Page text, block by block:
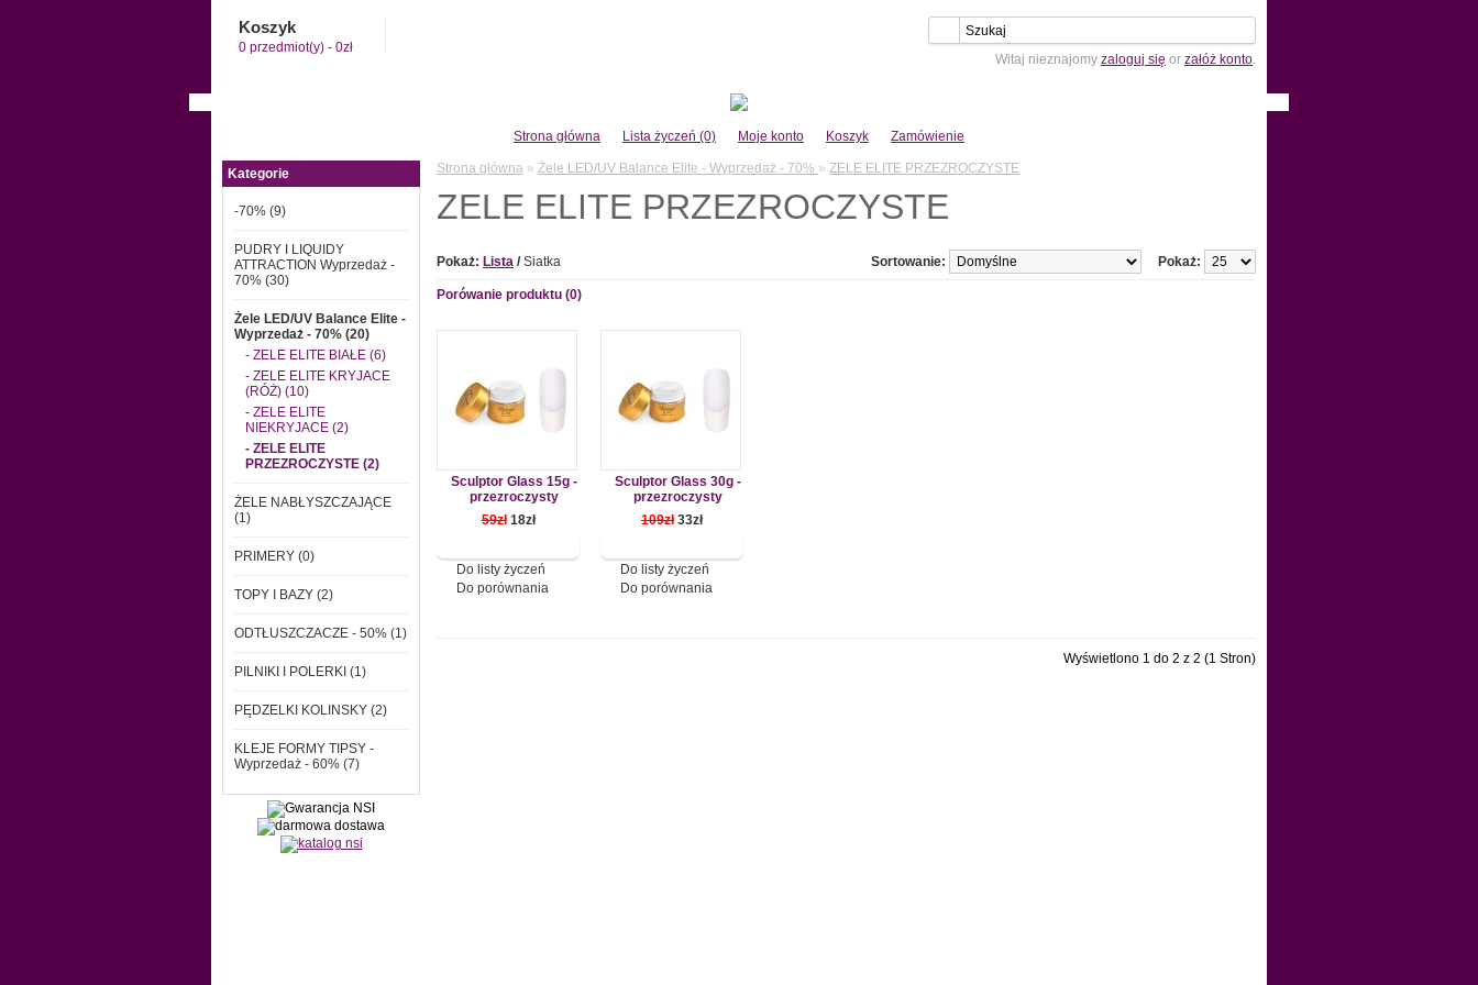
Koszyk
0 przedmiot(y) - 0zł
Witaj nieznajomy zaloguj się or załóż konto.
Strona główna Lista życzeń (0) Moje konto Koszyk Zamówienie
Kategorie
-70% (9)
PUDRY I LIQUIDY
ATTRACTION Wyprzedaż -
70% (30)
Żele LED/UV Balance Elite -
Wyprzedaż - 70% (20)
- ZELE ELITE BIAŁE (6)
- ZELE ELITE KRYJACE
(RÓŻ) (10)
- ZELE ELITE
NIEKRYJACE (2)
- ZELE ELITE
PRZEZROCZYSTE (2)
ŻELE NABŁYSZCZAJĄCE
(1)
PRIMERY (0)
TOPY I BAZY (2)
ODTŁUSZCZACZE - 50% (1)
PILNIKI I POLERKI (1)
PĘDZELKI KOLINSKY (2)
KLEJE FORMY TIPSY -
Wyprzedaż - 60% (7)
Strona główna » Żele LED/UV Balance Elite - Wyprzedaż - 70% » ZELE ELITE PRZEZROCZYSTE
ZELE ELITE PRZEZROCZYSTE
Pokaż: Lista /Siatka Pokaż:
Sortowanie:
Porówanie produktu (0)
Sculptor Glass 15g -
przezroczysty
59zł 18zł
Do listy życzeń
Do porównania
Sculptor Glass 30g -
przezroczysty
109zł 33zł
Do listy życzeń
Do porównania
Wyświetlono 1 do 2 z 2 (1 Stron)